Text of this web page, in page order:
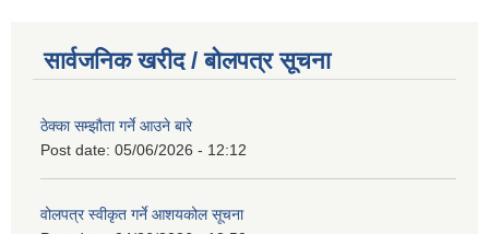
सार्वजनिक खरीद / बोलपत्र सूचना
ठेक्का सम्झौता गर्ने आउने बारे
Post date: 05/06/2026 - 12:12
वोलपत्र स्वीकृत गर्ने आशयकोल सूचना